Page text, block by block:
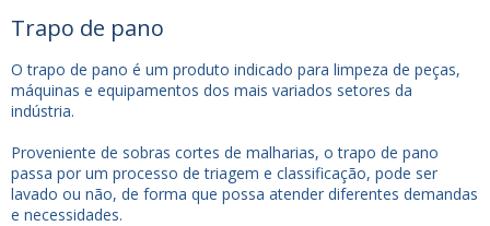
Trapo de pano
O trapo de pano é um produto indicado para limpeza de peças,
máquinas e equipamentos dos mais variados setores da
indústria.
Proveniente de sobras cortes de malharias, o trapo de pano
passa por um processo de triagem e classificação, pode ser
lavado ou não, de forma que possa atender diferentes demandas
e necessidades.